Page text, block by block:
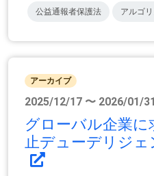
公益通報者保護法 アルゴ
アーカイブ
2025/12/17 〜 2026/01/31
グローバル企業
止デューデリジェ